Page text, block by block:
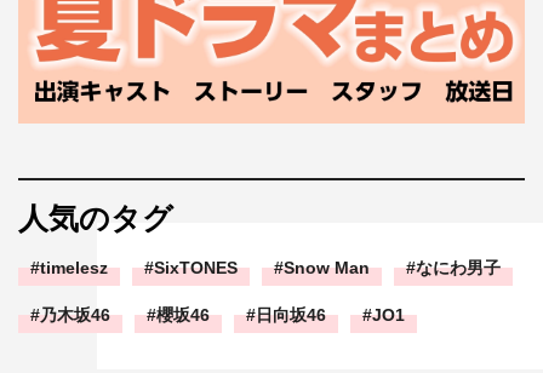
人気のタグ
timelesz SixTONES Snow Man なにわ男子
乃木坂46 櫻坂46 日向坂46 JO1